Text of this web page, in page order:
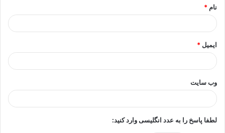
نام *
ایمیل *
وب‌ سایت
لطفا پاسخ را به عدد انگلیسی وارد کنید: